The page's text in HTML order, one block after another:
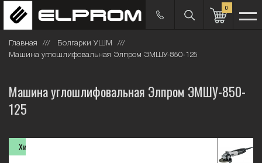
0
Главная
Болгарки УШМ
Машина углошлифовальная Элпром ЭМШУ-850-125
Машина углошлифовальная Элпром ЭМШУ-850-
125
Хит продаж